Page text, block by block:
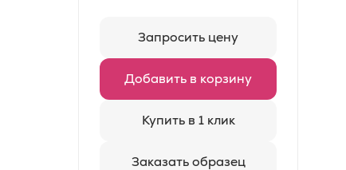
Запросить цену
Добавить в корзину
Купить в 1 клик
Заказать образец